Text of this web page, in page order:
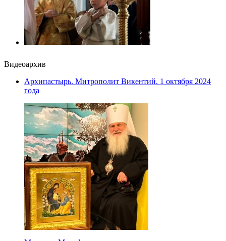
Видеоархив
Архипастырь. Митрополит Викентий. 1 октября 2024
года